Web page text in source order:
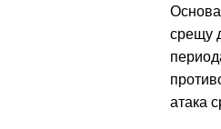
срещу
атака